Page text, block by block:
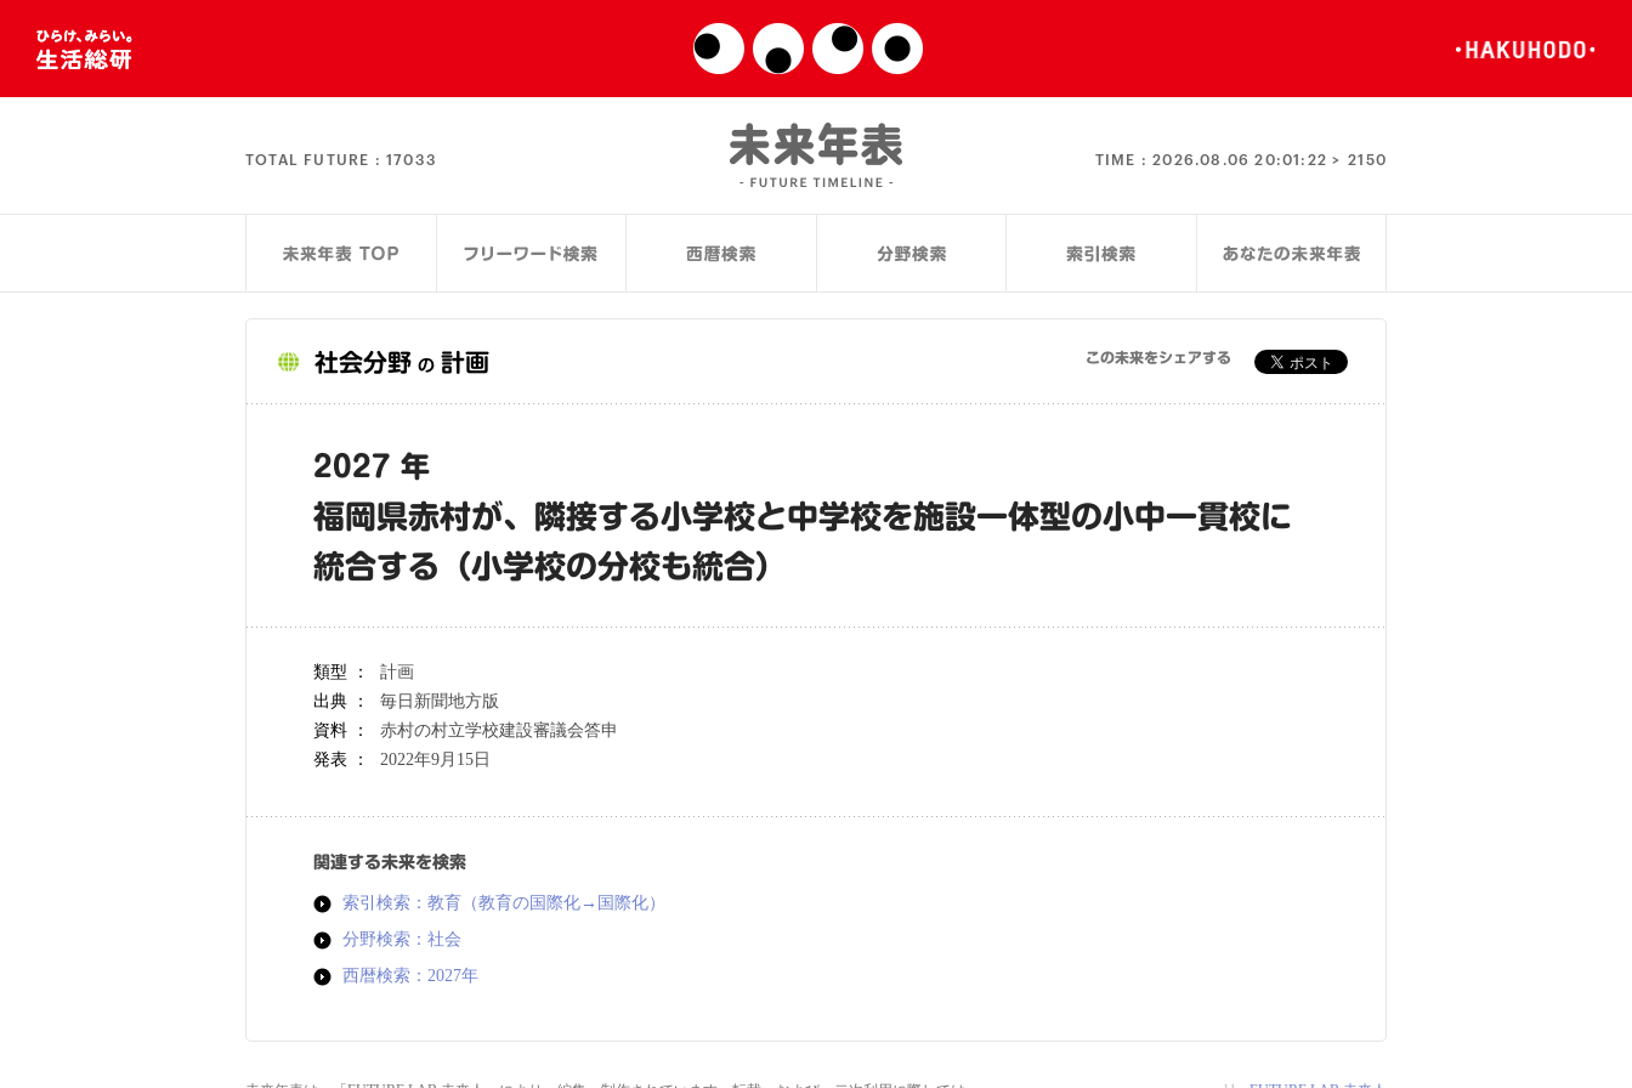
TOTAL FUTURE : 17033 TIME :2026.08.06 20:01:22 > 2150
社会分野 の 計画 この未来をシェアする
2027 年
福岡県赤村が、隣接する小学校と中学校を施設一体型の小中一貫校に
統合する（小学校の分校も統合）
類型 ：
計画
出典 ：
毎日新聞地方版
資料 ：
赤村の村立学校建設審議会答申
発表 ：
2022年9月15日
関連する未来を検索
索引検索：教育（教育の国際化→国際化）
分野検索：社会
西暦検索：2027年